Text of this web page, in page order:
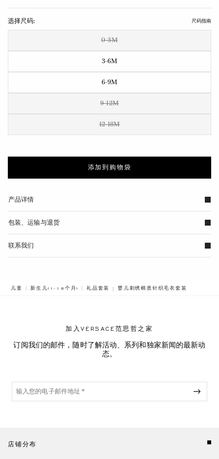
选择尺码: 尺码指南
0-3M
3-6M
6-9M
9-12M
12-18M
添加到购物袋
产品详情
包装、运输与退货
联系我们
儿童 新生儿(1-18个月) 礼品套装 婴儿刺绣棉质针织毛衣套装
加入VERSACE范思哲之家
订阅我们的邮件，随时了解活动、系列和独家新闻的最新动
态。
店铺分布